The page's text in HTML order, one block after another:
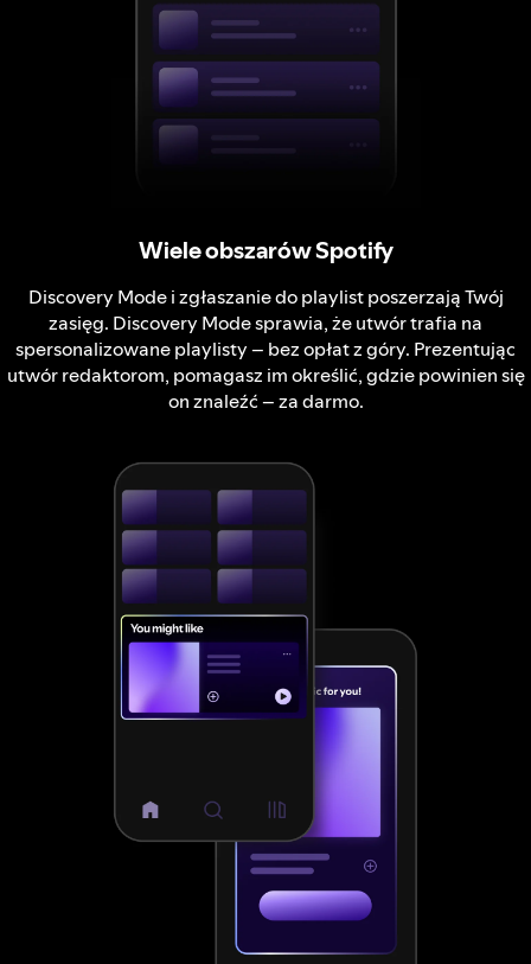
Wiele obszarów Spotify
Discovery Mode i zgłaszanie do playlist poszerzają Twój
zasięg. Discovery Mode sprawia, że utwór trafia na
spersonalizowane playlisty – bez opłat z góry. Prezentując
utwór redaktorom, pomagasz im określić, gdzie powinien się
on znaleźć – za darmo.